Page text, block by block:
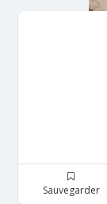
Sauvegarder